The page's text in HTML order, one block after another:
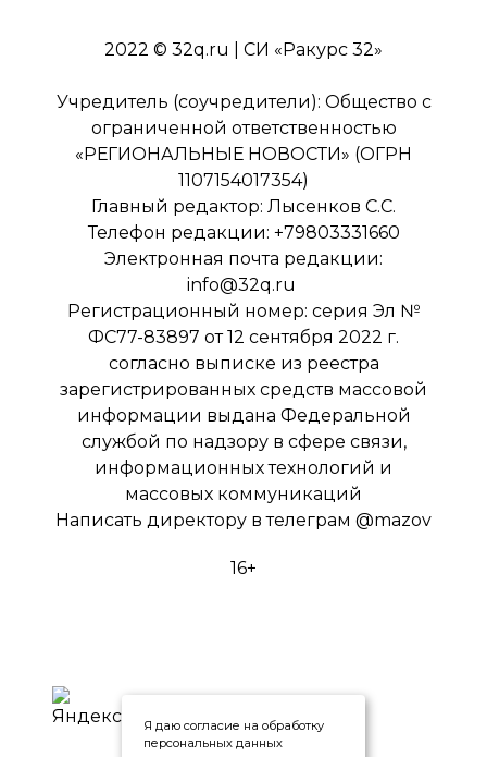
2022 © 32q.ru | СИ «Ракурс 32»
Учредитель (соучредители): Общество с
ограниченной ответственностью
«РЕГИОНАЛЬНЫЕ НОВОСТИ» (ОГРН
1107154017354)
Главный редактор: Лысенков С.С.
Телефон редакции: +79803331660
Электронная почта редакции:
info@32q.ru
Регистрационный номер: серия Эл №
ФС77-83897 от 12 сентября 2022 г.
согласно выписке из реестра
зарегистрированных средств массовой
информации выдана Федеральной
службой по надзору в сфере связи,
информационных технологий и
массовых коммуникаций
Написать директору в телеграм @mazov
16+
Я даю согласие на обработку
персональных данных